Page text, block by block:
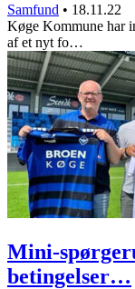
Samfund • 18.11.22
Køge Kommune har
af et nyt fo…
Mini-
betingelser…